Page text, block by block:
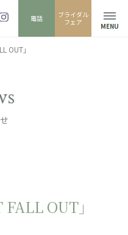
電話
ブライダル
フェア
MENU
OUT」
OUT」